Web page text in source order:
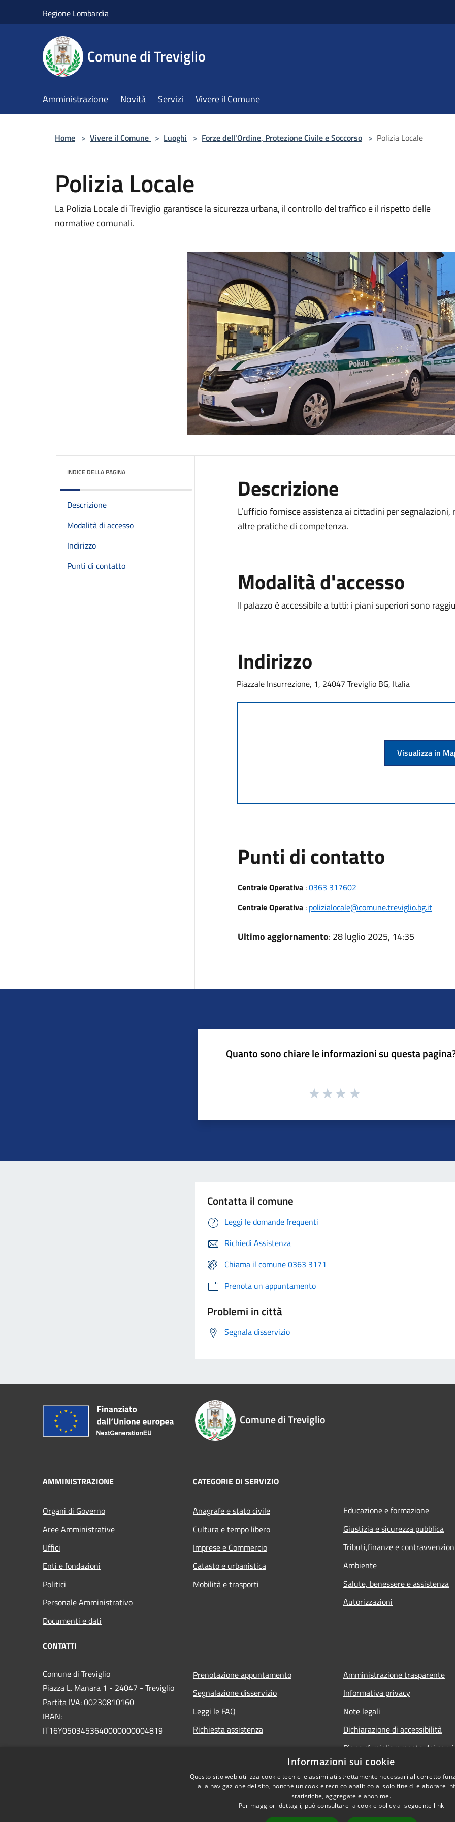
Regione Lombardia
Comune di Treviglio
Amministrazione Novità Servizi Vivere il Comune
Home > Vivere il Comune > Luoghi > Forze dell'Ordine, Protezione Civile e Soccorso > Polizia Locale
Polizia Locale
La Polizia Locale di Treviglio garantisce la sicurezza urbana, il controllo del traffico e il rispetto delle
normative comunali.
INDICE DELLA PAGINA
Descrizione
Modalità di accesso
Indirizzo
Punti di contatto
Descrizione
L’ufficio fornisce assistenza ai cittadini per
altre pratiche di competenza.
Modalità d'accesso
Il palazzo è accessibile a tutti: i piani superiori sono
Indirizzo
Piazzale Insurrezione, 1, 24047 Treviglio BG, Italia
Visualizza in
Punti di contatto
Centrale Operativa:0363 317602
Centrale Operativa: polizialocale@comune.treviglio.bg.it
Ultimo aggiornamento: 28 luglio 2025, 14:35
Quanto sono chiare le informazioni su questa
Contatta il comune
Leggi le domande frequenti
Richiedi Assistenza
Chiama il comune 0363 3171
Prenota un appuntamento
Problemi in città
Segnala disservizio
Comune di Treviglio
AMMINISTRAZIONE
Organi di Governo
Aree Amministrative
Uffici
Enti e fondazioni
Politici
Personale Amministrativo
Documenti e dati
CATEGORIE DI SERVIZIO
Anagrafe e stato civile
Cultura e tempo libero
Imprese e Commercio
Catasto e urbanistica
Mobilità e trasporti
Educazione e formazione
Giustizia e sicurezza pubblica
Tributi,finanze e
Ambiente
Salute, benessere e assistenza
Autorizzazioni
CONTATTI
Comune di Treviglio
Piazza L. Manara 1 - 24047 - Treviglio
Partita IVA: 00230810160
IBAN:
IT16Y0503453640000000004819
Prenotazione appuntamento
Segnalazione disservizio
Leggi le FAQ
Richiesta assistenza
Amministrazione trasparente
Informativa privacy
Note legali
Dichiarazione di accessibilità
Piano di miglioramento dei
Informazioni sui cookie
Questo sito web utilizza cookie tecnici e assimilati strettamente necessari al corretto
alla navigazione del sito, nonché un cookie tecnico analitico al solo fine di elaborare
statistiche, aggregate e anonime.
Per maggiori dettagli, può consultare la cookie policy al seguente link